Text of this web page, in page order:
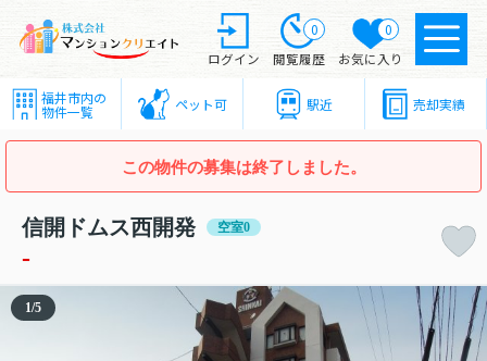
ログイン
0
閲覧履歴
0
お気に入り
福井市内の
物件一覧 ペット可 駅近 売却実績
この物件の募集は終了しました。
信開ドムス西開発 空室0
-
1/5